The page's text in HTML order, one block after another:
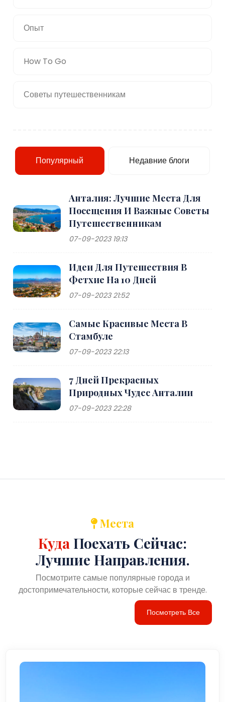
Опыт
How To Go
Советы путешественникам
Популярный Недавние блоги
Анталия: Лучшие Места Для
Посещения И Важные Советы
Путешественникам
07-09-2023 19:13
Идеи Для Путешествия В
Фетхие На 10 Дней
07-09-2023 21:52
Самые Красивые Места В
Стамбуле
07-09-2023 22:13
7 Дней Прекрасных
Природных Чудес Анталии
07-09-2023 22:28
Места
Куда Поехать Сейчас:
Лучшие Направления.
Посмотрите самые популярные города и
достопримечательности, которые сейчас в тренде.
Посмотреть Все